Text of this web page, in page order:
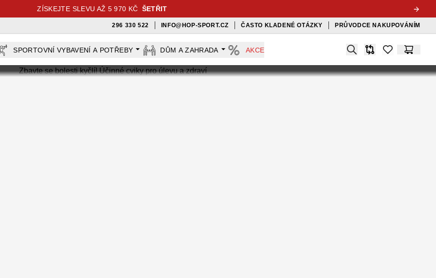
ZÍSKEJTE SLEVU AŽ 5 970 KČ ŠETŘIT
296 330 522 INFO@HOP-SPORT.CZ ČASTO KLADENÉ OTÁZKY PRŮVODCE NAKUPOVÁNÍM
SPORTOVNÍ VYBAVENÍ A POTŘEBY DŮM A ZAHRADA AKCE Search
Srovnávačitems inKošík